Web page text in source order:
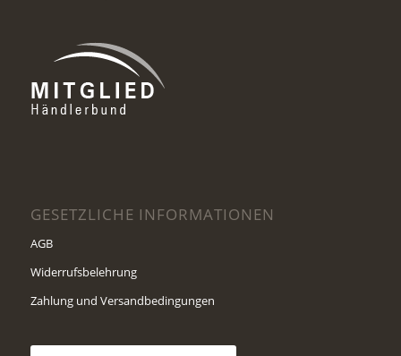
GESETZLICHE INFORMATIONEN
AGB
Widerrufsbelehrung
Zahlung und Versandbedingungen